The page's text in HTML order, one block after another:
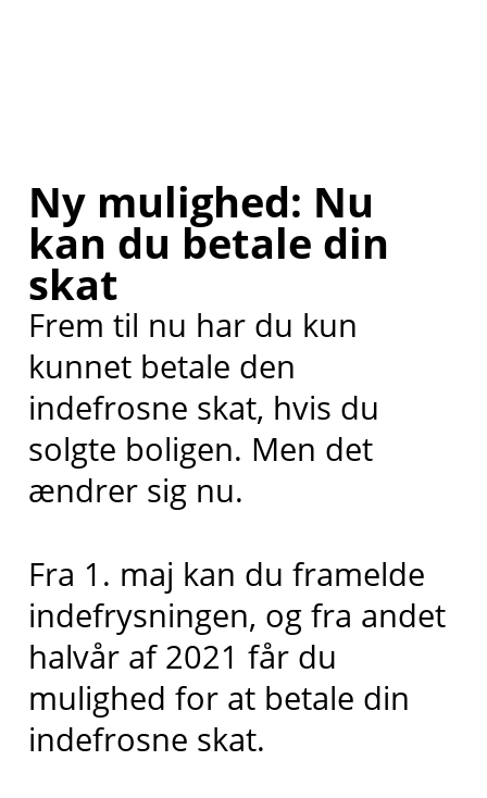
Ny mulighed: Nu
kan du betale din
skat
Frem til nu har du kun
kunnet betale den
indefrosne skat, hvis du
solgte boligen. Men det
ændrer sig nu.
Fra 1. maj kan du framelde
indefrysningen, og fra andet
halvår af 2021 får du
mulighed for at betale din
indefrosne skat.